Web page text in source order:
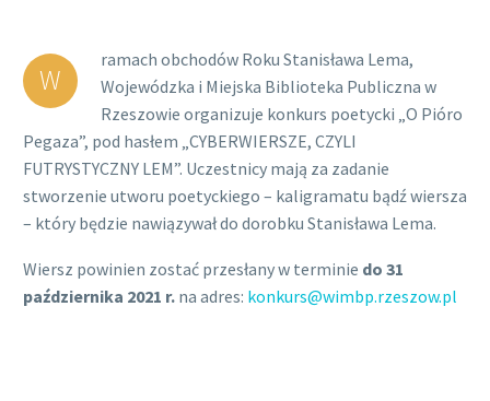
W
ramach obchodów Roku Stanisława Lema,
Wojewódzka i Miejska Biblioteka Publiczna w
Rzeszowie organizuje konkurs poetycki „O Pióro
Pegaza”, pod hasłem „CYBERWIERSZE, CZYLI
FUTRYSTYCZNY LEM”. Uczestnicy mają za zadanie
stworzenie utworu poetyckiego – kaligramatu bądź wiersza
– który będzie nawiązywał do dorobku Stanisława Lema.
Wiersz powinien zostać przesłany w terminie do 31
października 2021 r. na adres: konkurs@wimbp.rzeszow.pl